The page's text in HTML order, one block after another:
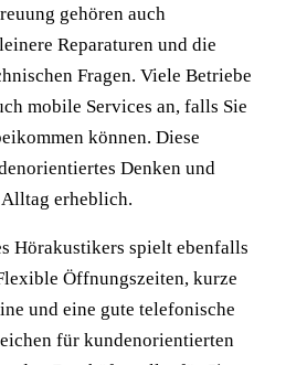
gehören auch
Reparaturen und die
Fragen. Viele Betriebe
mobile Services an, falls Sie
können. Diese
Denken und
erheblich.
Hörakustikers spielt ebenfalls
Öffnungszeiten, kurze
und eine gute telefonische
für kundenorientierten